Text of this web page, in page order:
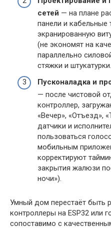
сетей — на плане
панели и
экранированную
(не экономят на
параллельно
стяжки и штукатурки.
Пусконаладка и
— после чистовой
контроллер,
«Вечер», «Отъезд»,
датчики и
пользоваться
мобильным
корректируют
закрытия жалюзи
ночи»).
Умный дом перестаёт быть
контроллеры на ESP32 или
сопоставимо с